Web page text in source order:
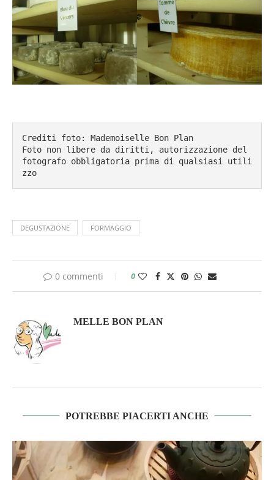
Crediti foto: Mademoiselle Bon Plan
Foto non libere da diritti, autorizzazione del
fotografo obbligatoria prima di qualsiasi utili
zzo
DEGUSTAZIONE FORMAGGIO
0 commenti 0
MELLE BON PLAN
POTREBBE PIACERTI ANCHE